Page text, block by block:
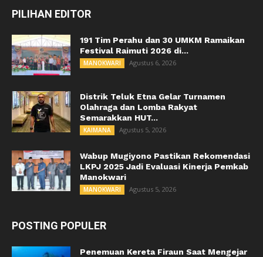
PILIHAN EDITOR
191 Tim Perahu dan 30 UMKM Ramaikan
Festival Raimuti 2026 di...
MANOKWARI Agustus 6, 2026
Distrik Teluk Etna Gelar Turnamen
Olahraga dan Lomba Rakyat
Semarakkan HUT...
KAIMANA Agustus 5, 2026
Wabup Mugiyono Pastikan Rekomendasi
LKPJ 2025 Jadi Evaluasi Kinerja Pemkab
Manokwari
MANOKWARI Agustus 5, 2026
POSTING POPULER
Penemuan Kereta Firaun Saat Mengejar